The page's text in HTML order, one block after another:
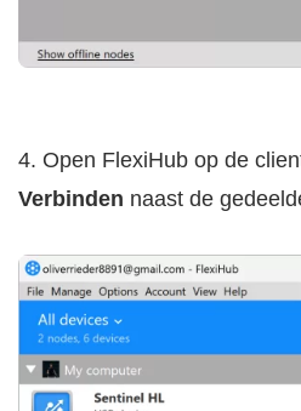
4. Open FlexiHub op de
Verbinden naast de